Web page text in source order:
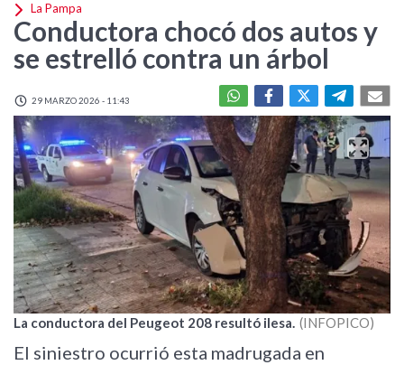
La Pampa
Conductora chocó dos autos y
se estrelló contra un árbol
29 MARZO 2026 - 11:43
La conductora del Peugeot 208 resultó ilesa. INFOPICO
El siniestro ocurrió esta madrugada en